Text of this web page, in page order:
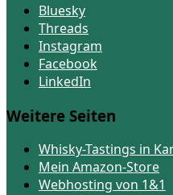
Bluesky
Threads
Instagram
Facebook
LinkedIn
Weitere Seiten
Whisky-Tastings in
Mein Amazon-Store
Webhosting von 1&1